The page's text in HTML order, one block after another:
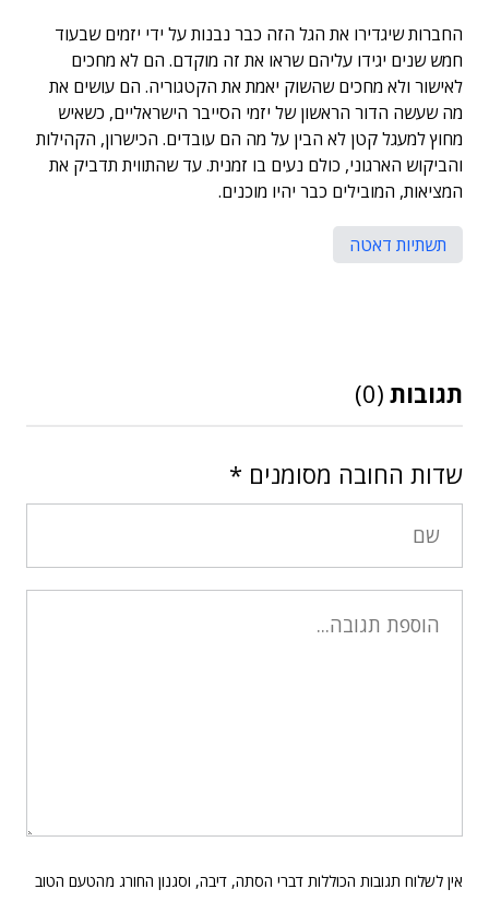
החברות שיגדירו את הגל הזה כבר נבנות על ידי יזמים שבעוד
חמש שנים יגידו עליהם שראו את זה מוקדם. הם לא מחכים
לאישור ולא מחכים שהשוק יאמת את הקטגוריה. הם עושים את
מה שעשה הדור הראשון של יזמי הסייבר הישראליים, כשאיש
מחוץ למעגל קטן לא הבין על מה הם עובדים. הכישרון, הקהילות
והביקוש הארגוני, כולם נעים בו זמנית. עד שהתווית תדביק את
המציאות, המובילים כבר יהיו מוכנים.
תשתיות דאטה
תגובות (0)
שדות החובה מסומנים *
אין לשלוח תגובות הכוללות דברי הסתה, דיבה, וסגנון החורג מהטעם הטוב